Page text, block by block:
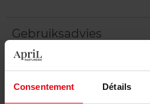
Consentement Détails
Gebruiksadvies
Karakteristieken